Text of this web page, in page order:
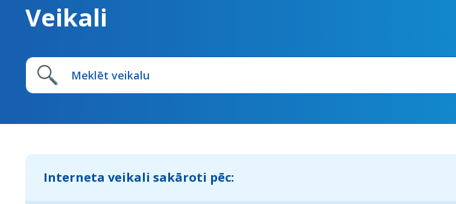
Veikali
Interneta veikali sakāroti pēc: